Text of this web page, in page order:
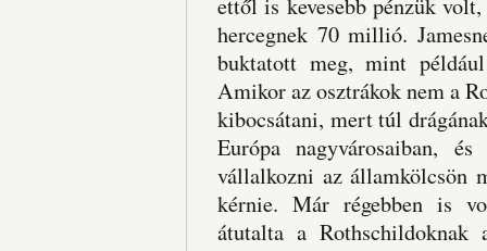
ettől is kevesebb pénzük
hercegnek 70 millió.
buktatott meg, mint
Amikor az osztrákok nem a
kibocsátani, mert túl
Európa nagyvárosaiban,
vállalkozni az államkölcsön
kérnie. Már régebben is
átutalta a Rothschildoknak